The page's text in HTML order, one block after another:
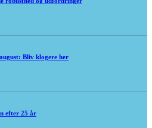
Bliv klogere her
efter 25 år